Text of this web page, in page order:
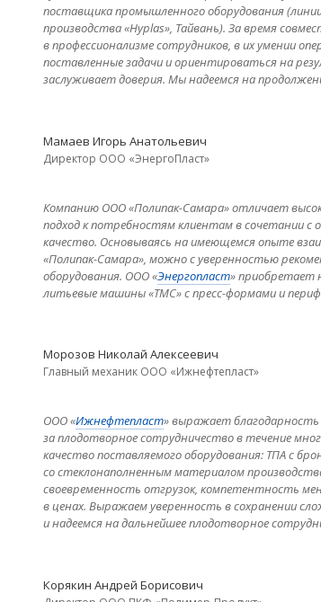
поставщика промышленного оборудования
производства «Hyplas», Тайвань). За время
в профессионализме сотрудников, в их умении
поставленные задачи и ориентироваться на
заслуживает доверия. Мы надеемся на
Мамаев Игорь Анатольевич
Директор ООО «ЭнергоПласт»
Компанию ООО «Полипак-Самара» отличает
подход к потребностям клиентам в сочетании
качество. Основываясь на имеющемся опыте
«Полипак-Самара», можно с уверенностью
оборудования. ООО «Энергопласт» приобретает
литьевые машины «ТМС» с пресс-формами и
Морозов Николай Алексеевич
Главный механик ООО «Ижнефтепласт»
ООО «Ижнефтепласт» выражает
за плодотворное сотрудничество в течение
качество поставляемого оборудования: ТПА с
со стеклонаполненным материалом
своевременность отгрузок, компетентность
в ценах. Выражаем уверенность в сохранении
и надеемся на дальнейшее плодотворное
Корякин Андрей Борисович